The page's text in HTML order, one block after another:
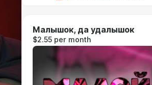
Малышок, да удалышок
$2.55 per month